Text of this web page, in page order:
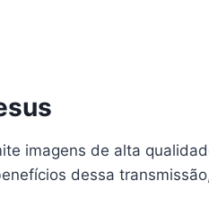
imagens de alta
dessa